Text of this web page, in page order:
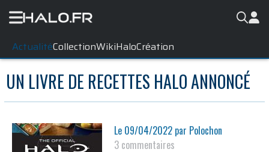
ActualitéCollectionWikiHaloCréation
UN LIVRE DE RECETTES HALO ANNONCÉ
Le 09/04/2022 par Polochon
3 commentaires